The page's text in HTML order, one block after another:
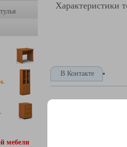
мебели
Характеристики
В Контакте